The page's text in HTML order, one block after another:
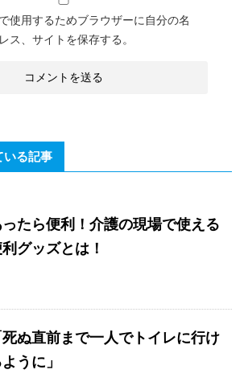
使用するためブラウザーに自分の名
ス、サイトを保存する。
いる記事
ったら便利！介護の現場で使える
グッズとは！
死ぬ直前まで一人でトイレに行け
うに」